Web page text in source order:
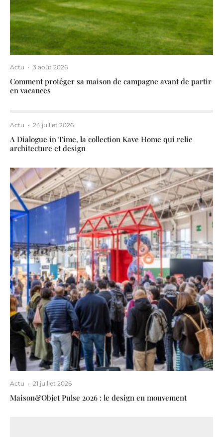
Actu · 3 août 2026
Comment protéger sa maison de campagne avant de partir
en vacances
Actu · 24 juillet 2026
A Dialogue in Time, la collection Kave Home qui relie
architecture et design
Actu · 21 juillet 2026
Maison&Objet Pulse 2026 : le design en mouvement